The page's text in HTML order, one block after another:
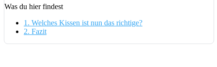
Was du hier findest
1. Welches Kissen ist nun das richtige?
2. Fazit